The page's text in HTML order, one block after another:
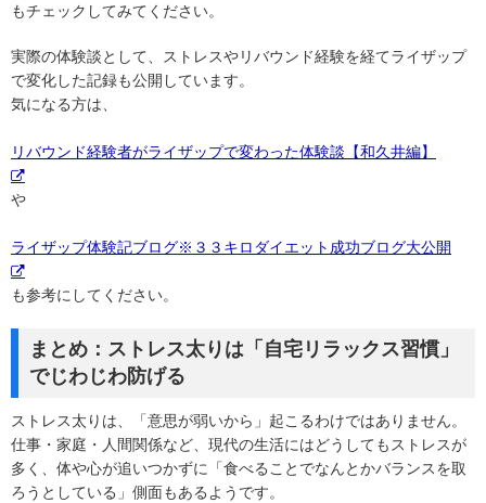
もチェックしてみてください。
実際の体験談として、ストレスやリバウンド経験を経てライザップ
で変化した記録も公開しています。
気になる方は、
リバウンド経験者がライザップで変わった体験談【和久井編】
や
ライザップ体験記ブログ※３３キロダイエット成功ブログ大公開
も参考にしてください。
まとめ：ストレス太りは「自宅リラックス習慣」
でじわじわ防げる
ストレス太りは、「意思が弱いから」起こるわけではありません。
仕事・家庭・人間関係など、現代の生活にはどうしてもストレスが
多く、体や心が追いつかずに「食べることでなんとかバランスを取
ろうとしている」側面もあるようです。